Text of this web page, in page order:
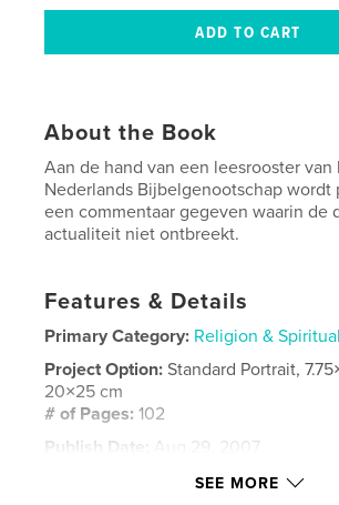
About the Book
Aan de hand van een leesrooster van
Nederlands Bijbelgenootschap wordt
een commentaar gegeven waarin de
actualiteit niet ontbreekt.
Features & Details
Primary Category: Religion &
Project Option:Standard Portrait,
20×25 cm
# of Pages:102
Publish Date:
Aug 29, 2007
SEE MORE